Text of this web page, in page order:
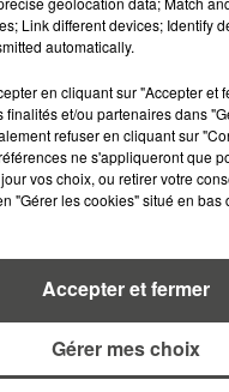
DIMITRI
Journaliste
MARGOT
Journaliste
Link different devices; Identify
automatically.
en cliquant sur "Accepter et
finalités et/ou partenaires dans
refuser en cliquant sur
ne s'appliqueront que
vos choix, ou retirer votre
"Gérer les cookies" situé en bas
Gérer mes choix
Accepter et fermer